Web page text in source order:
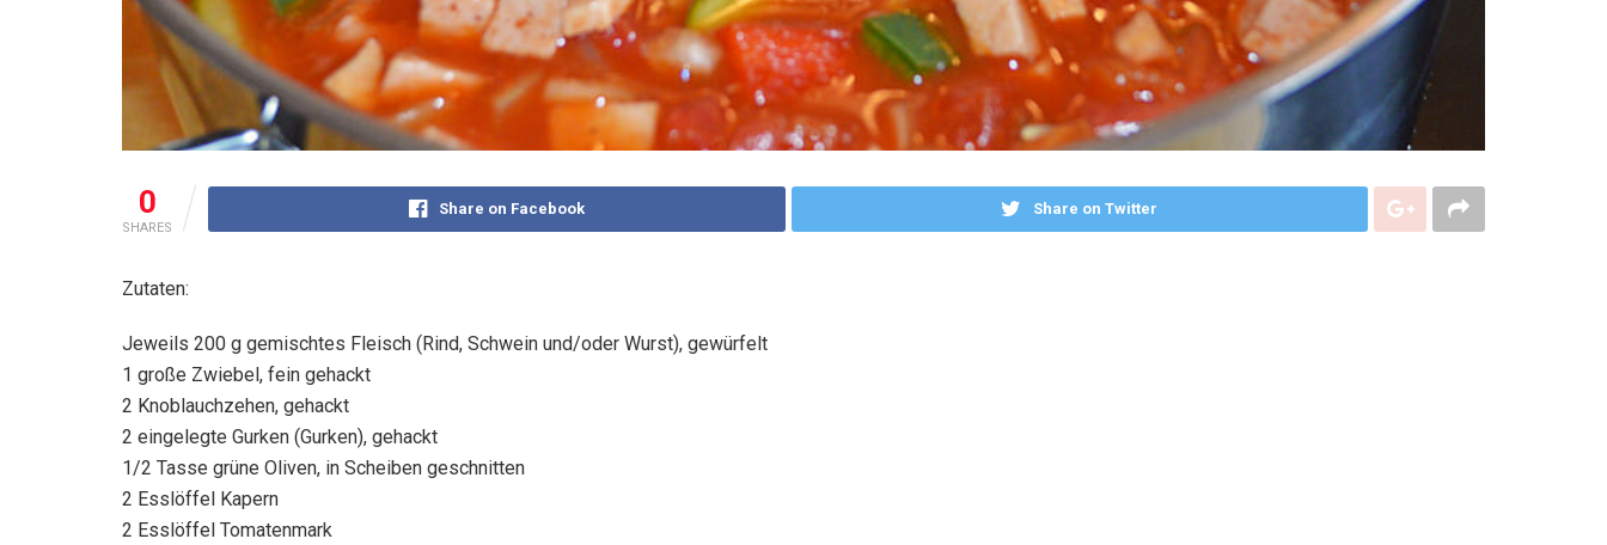
0
SHARES
Share on Facebook Share on Twitter
Zutaten:
Jeweils 200 g gemischtes Fleisch (Rind, Schwein und/oder Wurst), gewürfelt
1 große Zwiebel, fein gehackt
2 Knoblauchzehen, gehackt
2 eingelegte Gurken (Gurken), gehackt
1/2 Tasse grüne Oliven, in Scheiben geschnitten
2 Esslöffel Kapern
2 Esslöffel Tomatenmark